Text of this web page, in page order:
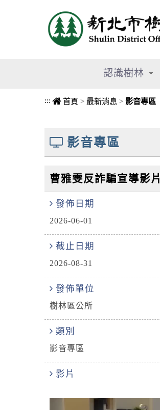
認識樹林
::: 首頁 > 最新消息 > 影音專區
影音專區
曹雅雯反詐騙宣導影片
發佈日期
2026-06-01
截止日期
2026-08-31
發佈單位
樹林區公所
類別
影音專區
影片